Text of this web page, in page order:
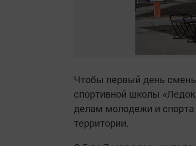
Чтобы первый день
спортивной школы
делам молодежи и
территории.